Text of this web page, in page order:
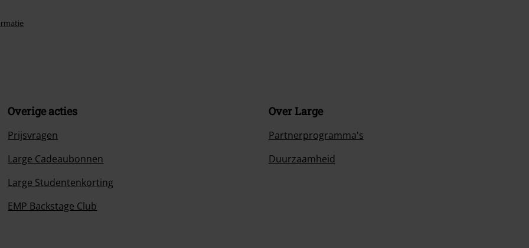
Overige acties
Prijsvragen
Large Cadeaubonnen
Large Studentenkorting
EMP Backstage Club
Over Large
Partnerprogramma's
Duurzaamheid